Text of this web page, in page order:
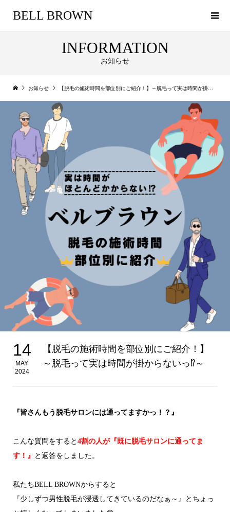
BELL BROWN
INFORMATION
お知らせ
お知らせ 【脱毛の施術時間を部位別にご紹介！】～脱毛って実は時間が掛からないっ⁉～
14
MAY
2024
【脱毛の施術時間を部位別にご紹介！】
～脱毛って実は時間が掛からないっ⁉～
『皆さんもう脱毛サロンには通ってますかっ！？』
こんな質問をすると 4割の人が『既に脱毛サロンに通ってま
す！』
と返答をしました。
私たちBELL BROWNからすると
『少しずつ男性脱毛が浸透してきているのだなぁ～』とちょっ